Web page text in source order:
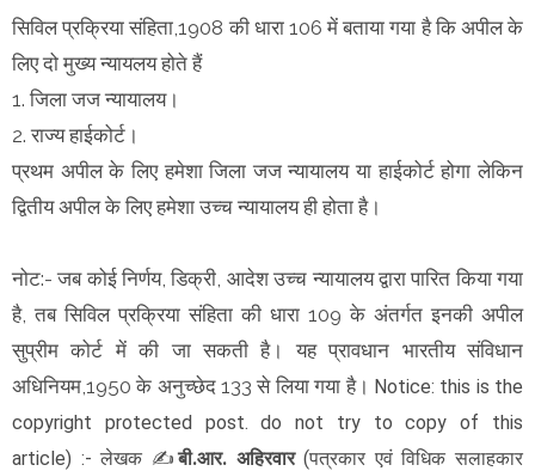
सिविल प्रक्रिया संहिता,1908 की धारा 106 में बताया गया है कि अपील के
लिए दो मुख्य न्यायलय होते हैं
1. जिला जज न्यायालय।
2. राज्य हाईकोर्ट।
प्रथम अपील के लिए हमेशा जिला जज न्यायालय या हाईकोर्ट होगा लेकिन
द्वितीय अपील के लिए हमेशा उच्च न्यायालय ही होता है।
नोट:- जब कोई निर्णय, डिक्री, आदेश उच्च न्यायालय द्वारा पारित किया गया
है, तब सिविल प्रक्रिया संहिता की धारा 109 के अंतर्गत इनकी अपील
सुप्रीम कोर्ट में की जा सकती है। यह प्रावधान भारतीय संविधान
अधिनियम,1950 के अनुच्छेद 133 से लिया गया है। Notice: this is the
copyright protected post. do not try to copy of this
article) :- लेखक ✍️बी.आर. अहिरवार (पत्रकार एवं विधिक सलाहकार